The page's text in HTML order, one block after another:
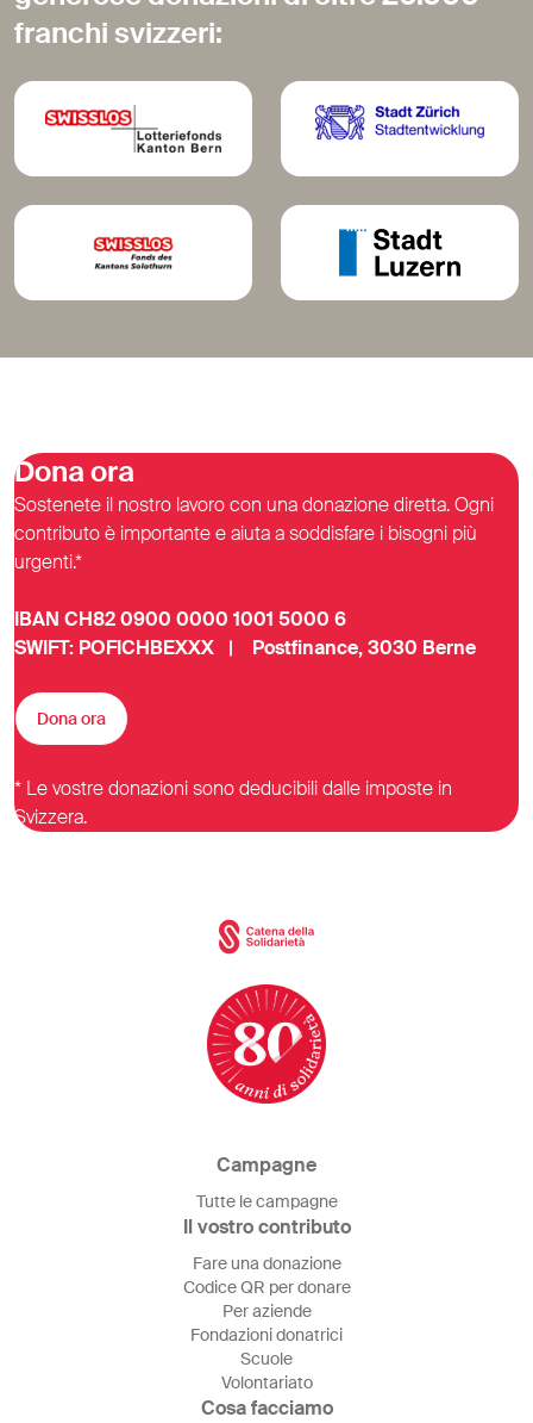
franchi svizzeri:
Dona ora
Sostenete il nostro lavoro con una donazione diretta. Ogni
contributo è importante e aiuta a soddisfare i bisogni più
urgenti.*
IBAN CH82 0900 0000 1001 5000 6
SWIFT: POFICHBEXXX | Postfinance, 3030 Berne
Dona ora
* Le vostre donazioni sono deducibili dalle imposte in
Svizzera.
Campagne
Tutte le campagne
Il vostro contributo
Fare una donazione
Codice QR per donare
Per aziende
Fondazioni donatrici
Scuole
Volontariato
Cosa facciamo